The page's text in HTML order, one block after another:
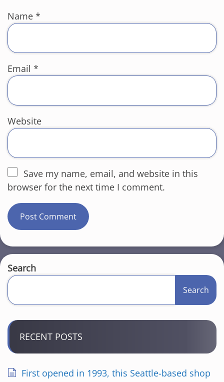
Name *
Email *
Website
Save my name, email, and website in this
browser for the next time I comment.
Search
Search
RECENT POSTS
First opened in 1993, this Seattle-based shop